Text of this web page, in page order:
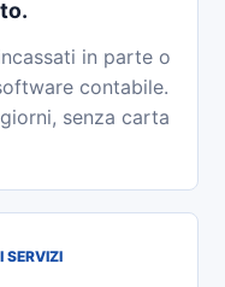
in parte o
contabile.
senza carta
SERVIZI